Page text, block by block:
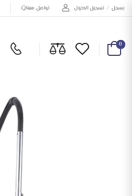
تواصل معنا تسجيل الدخول / يسجل
0